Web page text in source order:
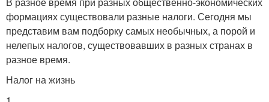
формациях существовали разные налоги. Сегодня мы
представим вам подборку самых необычных, а порой и
нелепых налогов, существовавших в разных странах в
разное время.
Налог на жизнь